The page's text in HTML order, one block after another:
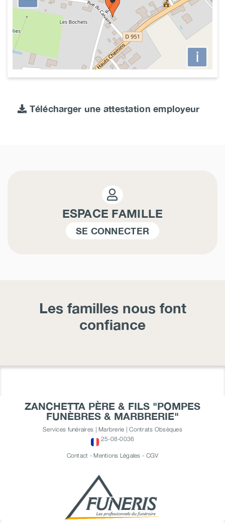
i
Télécharger une attestation employeur
ESPACE FAMILLE
SE CONNECTER
Les familles nous font
confiance
ZANCHETTA PÈRE & FILS "POMPES
FUNÈBRES & MARBRERIE"
Services funéraires | Marbrerie | Contrats Obsèques
25-08-0036
Contact -Mentions Légales - CGV